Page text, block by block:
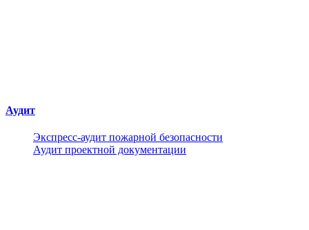
Аудит
Экспресс-аудит пожарной безопасности
Аудит проектной документации